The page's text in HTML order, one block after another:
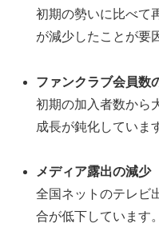
初期の勢いに比べて
が減少したことが要
ファンクラブ会員数
初期の加入者数から
成長が鈍化していま
メディア露出の減少
全国ネットのテレビ
合が低下しています。